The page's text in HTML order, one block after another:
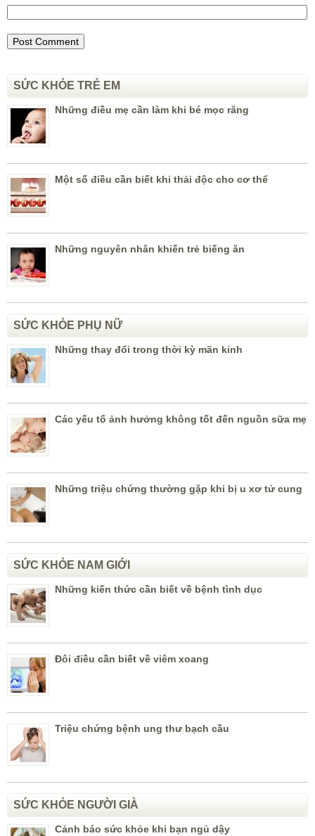
SỨC KHỎE TRẺ EM
Những điều mẹ cần làm khi bé mọc răng
Một số điều cần biết khi thải độc cho cơ thể
Những nguyên nhân khiến trẻ biếng ăn
SỨC KHỎE PHỤ NỮ
Những thay đổi trong thời kỳ mãn kinh
Các yếu tố ảnh hưởng không tốt đến nguồn sữa mẹ
Những triệu chứng thường gặp khi bị u xơ tử cung
SỨC KHỎE NAM GIỚI
Những kiến thức cần biết về bệnh tình dục
Đôi điều cần biết về viêm xoang
Triệu chứng bệnh ung thư bạch cầu
SỨC KHỎE NGƯỜI GIÀ
Cảnh báo sức khỏe khi bạn ngủ dậy